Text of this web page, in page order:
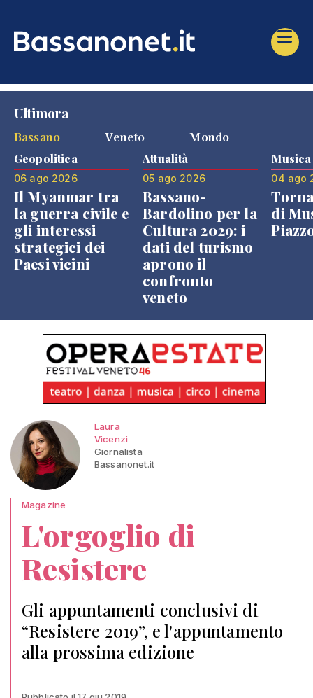
Ultimora
Bassano
Veneto Mondo
Geopolitica
06 ago 2026
Il Myanmar tra
la guerra civile e
gli interessi
strategici dei
Paesi vicini
Attualità
05 ago 2026
Bassano-
Bardolino per la
Cultura 2029: i
dati del turismo
aprono il
confronto
veneto
Musica
04 ago
di
Laura
Vicenzi
Giornalista
Bassanonet.it
Magazine
L'orgoglio di
Resistere
Gli appuntamenti conclusivi di
“Resistere 2019”, e l'appuntamento
alla prossima edizione